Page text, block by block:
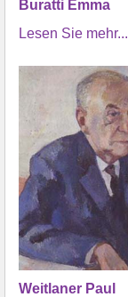
Buratti Emma
Lesen Sie mehr...
Weitlaner Paul